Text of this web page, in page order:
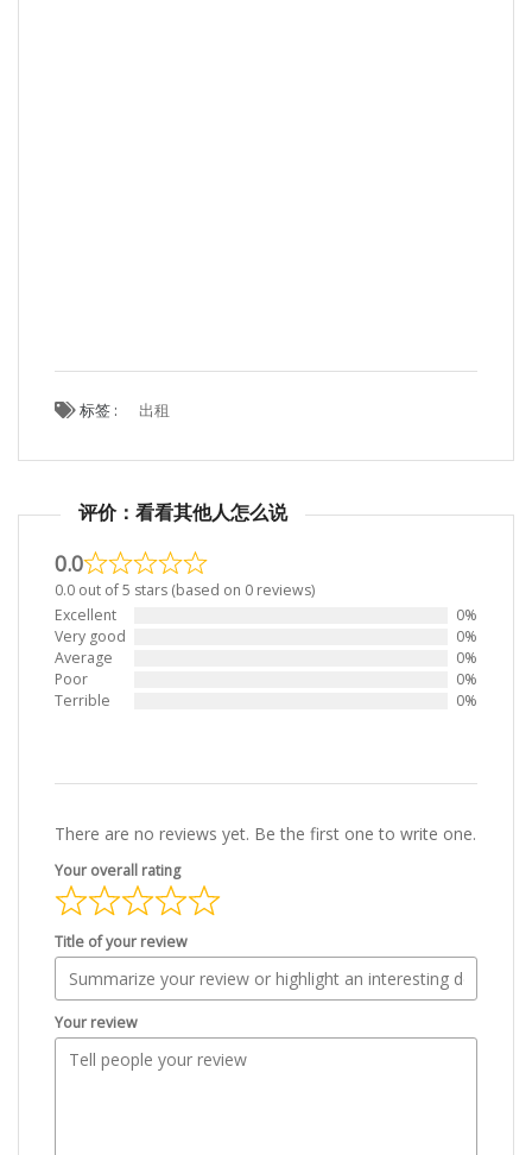
标签 : 出租
评价：看看其他人怎么说
0.0
0.0 out of 5 stars (based on 0 reviews)
Excellent
0%
Very good
0%
Average
0%
Poor
0%
Terrible
0%
There are no reviews yet. Be the first one to write one.
Your overall rating
Title of your review
Your review